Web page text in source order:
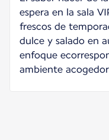
espera en la sala
frescos de
dulce y salado en
enfoque
ambiente